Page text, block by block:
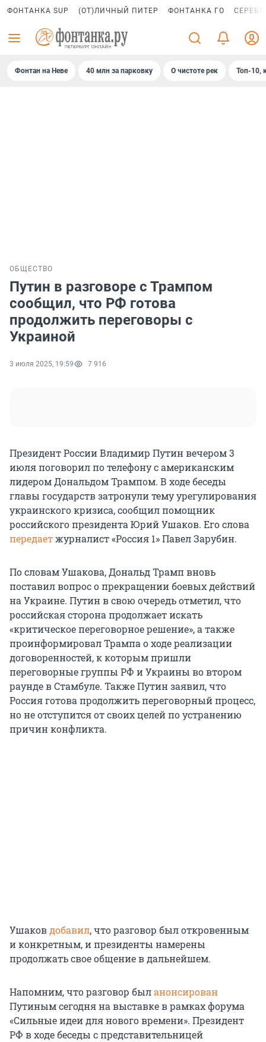
ФОНТАНКА SUP (ОТ)ЛИЧНЫЙ ПИТЕР ФОНТАНКА ГО
Фонтан на Неве 40 млн за парковку О чистоте рек Топ-10,
ОБЩЕСТВО
Путин в разговоре с Трампом
сообщил, что РФ готова
продолжить переговоры с
Украиной
3 июля 2025, 19:59 7 916
Президент России Владимир Путин вечером 3
июля поговорил по телефону с американским
лидером Дональдом Трампом. В ходе беседы
главы государств затронули тему урегулирования
украинского кризиса, сообщил помощник
российского президента Юрий Ушаков. Его слова
передаетжурналист «Россия 1» Павел Зарубин.
По словам Ушакова, Дональд Трамп вновь
поставил вопрос о прекращении боевых действий
на Украине. Путин в свою очередь отметил, что
российская сторона продолжает искать
«критическое переговорное решение», а также
проинформировал Трампа о ходе реализации
договоренностей, к которым пришли
переговорные группы РФ и Украины во втором
раунде в Стамбуле. Также Путин заявил, что
Россия готова продолжить переговорный процесс,
но не отступится от своих целей по устранению
причин конфликта.
Ушаковдобавил, что разговор был откровенным
и конкретным, и президенты намерены
продолжать свое общение в дальнейшем.
Напомним, что разговор быланонсирован
Путиным сегодня на выставке в рамках форума
«Сильные идеи для нового времени». Президент
РФ в ходе беседы с представительницей